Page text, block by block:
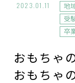
2023.01.11 地
受
卒
おもちゃ
おもちゃ